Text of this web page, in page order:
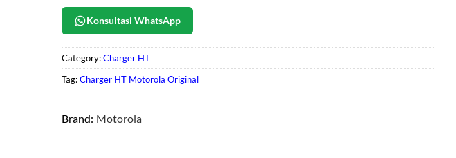
Konsultasi WhatsApp
Category:Charger HT
Tag:Charger HT Motorola Original
Brand: Motorola